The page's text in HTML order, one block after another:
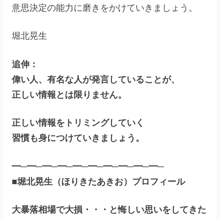
意思決定の能力に磨きをかけていきましょう。
堀北晃生
追伸：
偉い人、有名な人が発言していることが、
正しい情報とは限りません。
正しい情報をトリミングしていく
習慣も身につけていきましょう。
━─━─━─━─━─━─━─━─━─━─
■堀北晃生（ほりきたあきお）プロフィール
大暴落相場で大損・・・と悔しい思いをしてきた